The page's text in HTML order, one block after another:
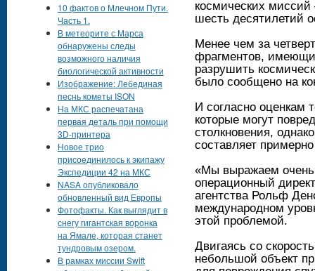
космических
шесть десятилетий
Менее чем за
фрагментов,
разрушить
было сообщено на
И согласно оценкам
которые могут
столкновения,
составляет
«Мы выражаем очень
операционный
агентства Рольф
международном
этой проблемой.
Двигаясь со
небольшой объект
10 фактов о Млечном Пути.
Часть 1.
В метеорите с Марса
обнаружены следы
возможного наличия
биологической активности
Изображение: Лебединая
песнь кометы ISON
На МКС распечатана
первая деталь при помощи
3D-принтера
Новое трио
присоединилось к экипажу
Экспедиции 42 на МКС
NASA опубликовало
обновленный вид Европы
Фотофакты. Как выглядит в
снегу гигантская воронка
на Ямале, которая станет
тундровым озером.
В рамках миссии Swift